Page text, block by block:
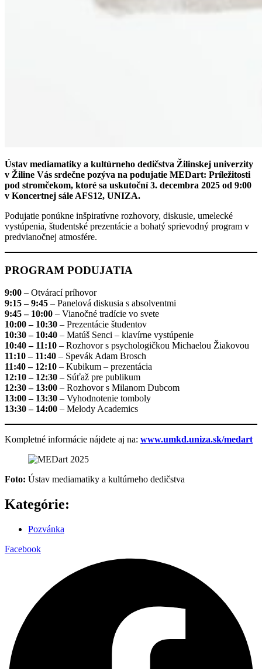
Ústav mediamatiky a kultúrneho dedičstva Žilinskej univerzity
v Žiline Vás srdečne pozýva na podujatie MEDart: Príležitosti
pod stromčekom, ktoré sa uskutoční 3. decembra 2025 od 9:00
v Koncertnej sále AFS12, UNIZA.
Podujatie ponúkne inšpiratívne rozhovory, diskusie, umelecké
vystúpenia, študentské prezentácie a bohatý sprievodný program v
predvianočnej atmosfére.
PROGRAM PODUJATIA
9:00 – Otvárací príhovor
9:15 – 9:45 – Panelová diskusia s absolventmi
9:45 – 10:00 – Vianočné tradície vo svete
10:00 – 10:30 – Prezentácie študentov
10:30 – 10:40 – Matúš Senci – klavírne vystúpenie
10:40 – 11:10 – Rozhovor s psychologičkou Michaelou Žiakovou
11:10 – 11:40 – Spevák Adam Brosch
11:40 – 12:10 – Kubikum – prezentácia
12:10 – 12:30 – Súťaž pre publikum
12:30 – 13:00 – Rozhovor s Milanom Dubcom
13:00 – 13:30 – Vyhodnotenie tomboly
13:30 – 14:00 – Melody Academics
Kompletné informácie nájdete aj na: www.umkd.uniza.sk/medart
Foto: Ústav mediamatiky a kultúrneho dedičstva
Kategórie:
Pozvánka
Facebook